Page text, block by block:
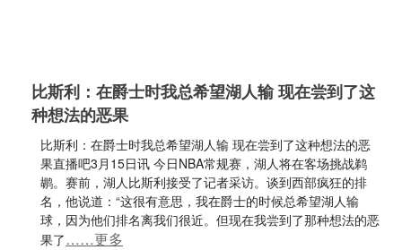
比斯利：在爵士时我总希望湖人输 现在尝到了这
种想法的恶果
比斯利：在爵士时我总希望湖人输 现在尝到了这种想法的恶
果直播吧3月15日讯 今日NBA常规赛，湖人将在客场挑战鹈
鹕。赛前，湖人比斯利接受了记者采访。谈到西部疯狂的排
名，他说道：“这很有意思，我在爵士的时候总希望湖人输
球，因为他们排名离我们很近。但现在我尝到了那种想法的恶
果了……更多